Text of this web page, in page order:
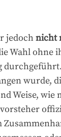
jedochnicht
Wahl ohne
wurde,
Weise, wie